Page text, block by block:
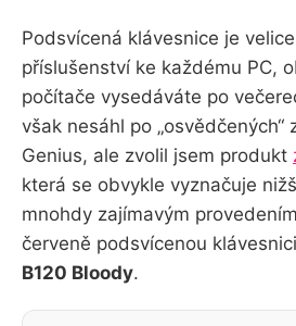
Podsvícená klávesnice je
příslušenství ke každému PC,
počítače vysedáváte po
však nesáhl po „osvědčených“
Genius, ale zvolil jsem produkt
která se obvykle vyznačuje
mnohdy zajímavým
červeně podsvícenou
B120 Bloody.